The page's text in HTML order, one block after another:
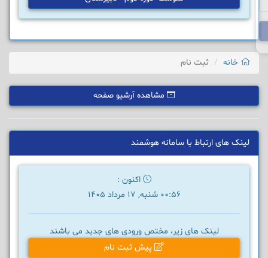
خانه ثبت نام
مشاهده آرشیو صفحه
لینک های ارتباط با سامانه هوشمند
اکنون :
00:56 شنبه, 17 مرداد 1405
لینک های زیر، مختص ورودی های جدید می باشند
پیش ثبت نام